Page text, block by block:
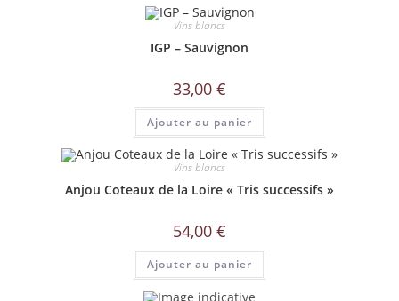
Vins blancs
IGP – Sauvignon
33,00 €
Ajouter au panier
Vins blancs
Anjou Coteaux de la Loire « Tris successifs »
54,00 €
Ajouter au panier